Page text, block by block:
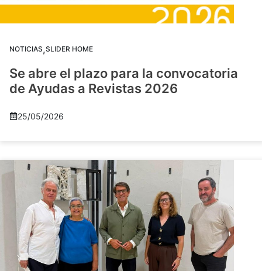
NOTICIAS,SLIDER HOME
Se abre el plazo para la convocatoria
de Ayudas a Revistas 2026
25/05/2026